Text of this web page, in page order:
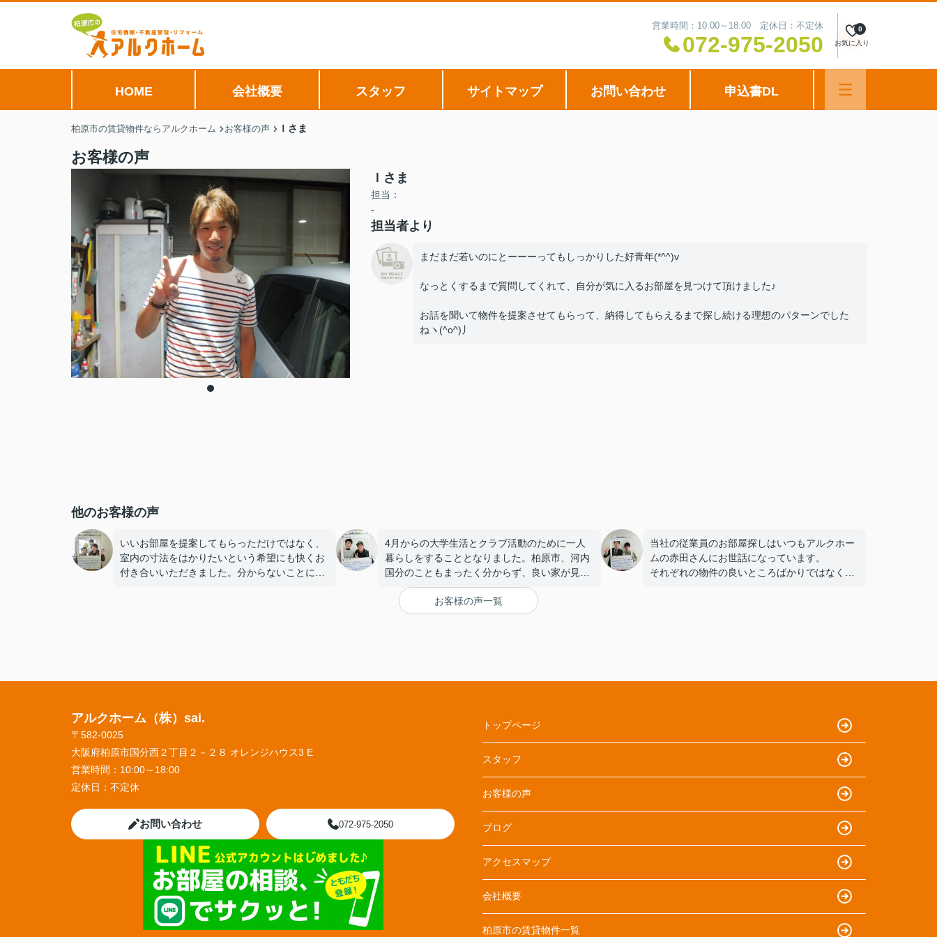
営業時間：10:00～18:00 定休日：不定休
072-975-2050 お気に入り
0
HOME 会社概要 スタッフ サイトマップ お問い合わせ 申込書DL
柏原市の賃貸物件ならアルクホーム お客様の声 Ｉさま
お客様の声
Ｉさま
担当：
-
担当者より
まだまだ若いのにとーーーってもしっかりした好青年(*^^)v
なっとくするまで質問してくれて、自分が気に入るお部屋を見つけて頂けました♪
お話を聞いて物件を提案させてもらって、納得してもらえるまで探し続ける理想のパターンでした
ねヽ(^o^)丿
他のお客様の声
いいお部屋を提案してもらっただけではなく、
室内の寸法をはかりたいという希望にも快くお
付き合いいただきました。分からないことにも
4月からの大学生活とクラブ活動のために一人
暮らしをすることとなりました。柏原市、河内
国分のこともまったく分からず、良い家が見つ
かるか不安もありましたが、赤田さんに僕も両
親も気に入る家を紹介してもらえました。
最初から最後まで親切にいろいろと教えてもら
当社の従業員のお部屋探しはいつもアルクホー
ムの赤田さんにお世話になっています。
それぞれの物件の良いところばかりではなく、
お客様の声一覧
アルクホーム（株）sai.
〒582-0025
大阪府柏原市国分西２丁目２－２８ オレンジハウス3 E
営業時間： 10:00～18:00
定休日： 不定休
お問い合わせ 072-975-2050
トップページ
スタッフ
お客様の声
ブログ
アクセスマップ
会社概要
柏原市の賃貸物件一覧